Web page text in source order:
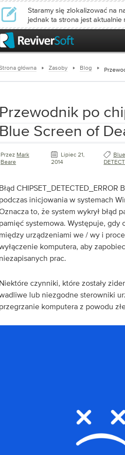
Staramy się zlokalizować na
jednak ta strona jest aktualnie
główna Zasoby Blog
po
Screen of
Przez Mark
Beare
Lipiec 21,
2014
inicjowania w systemach
to, że system wykrył błąd
systemowa. Występuje, gdy
urządzeniami we / wy i
komputera, aby
prac.
czynniki, które zostały
lub niezgodne sterowniki
komputera z powodu